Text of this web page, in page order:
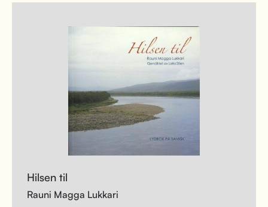
Hilsen til
Rauni Magga Lukkari